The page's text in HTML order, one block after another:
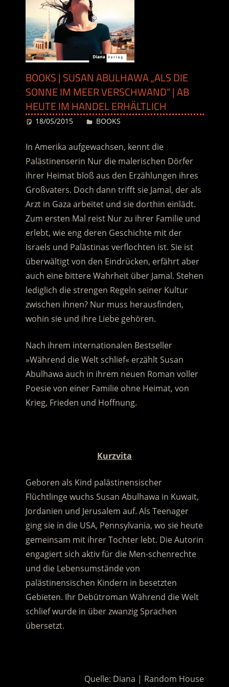
BOOKS | SUSAN ABULHAWA „ALS DIE
SONNE IM MEER VERSCHWAND“ | AB
HEUTE IM HANDEL ERHÄLTLICH
18/05/2015 Desiree
BOOKS
In Amerika aufgewachsen, kennt die
Palästinenserin Nur die malerischen Dörfer
ihrer Heimat bloß aus den Erzählungen ihres
Großvaters. Doch dann trifft sie Jamal, der als
Arzt in Gaza arbeitet und sie dorthin einlädt.
Zum ersten Mal reist Nur zu ihrer Familie und
erlebt, wie eng deren Geschichte mit der
Israels und Palästinas verflochten ist. Sie ist
überwältigt von den Eindrücken, erfährt aber
auch eine bittere Wahrheit über Jamal. Stehen
lediglich die strengen Regeln seiner Kultur
zwischen ihnen? Nur muss herausfinden,
wohin sie und ihre Liebe gehören.
Nach ihrem internationalen Bestseller
»Während die Welt schlief« erzählt Susan
Abulhawa auch in ihrem neuen Roman voller
Poesie von einer Familie ohne Heimat, von
Krieg, Frieden und Hoffnung.
Kurzvita
Geboren als Kind palästinensischer
Flüchtlinge wuchs Susan Abulhawa in Kuwait,
Jordanien und Jerusalem auf. Als Teenager
ging sie in die USA, Pennsylvania, wo sie heute
gemeinsam mit ihrer Tochter lebt. Die Autorin
engagiert sich aktiv für die Men-schenrechte
und die Lebensumstände von
palästinensischen Kindern in besetzten
Gebieten. Ihr Debütroman Während die Welt
schlief wurde in über zwanzig Sprachen
übersetzt.
Quelle: Diana | Random House